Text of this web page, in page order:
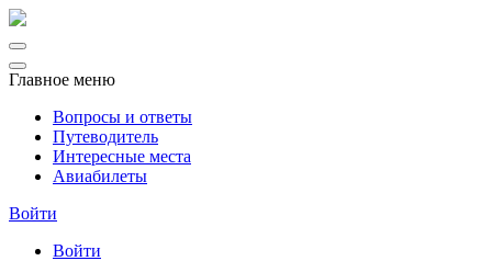
Главное меню
Вопросы и ответы
Путеводитель
Интересные места
Авиабилеты
Войти
Войти